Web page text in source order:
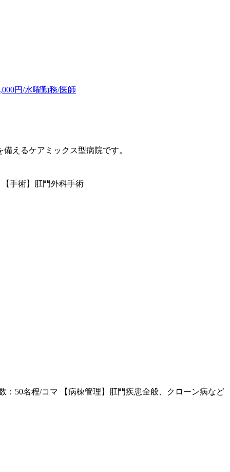
円/水曜勤務/医師
えるケアミックス型病院です。
手術】肛門外科手術
50名程/コマ 【病棟管理】肛門疾患全般、クローン病な